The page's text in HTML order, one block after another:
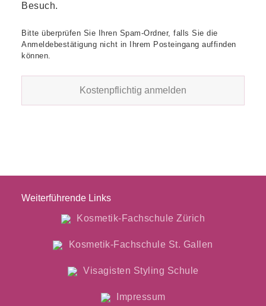
Besuch.
Bitte überprüfen Sie Ihren Spam-Ordner, falls Sie die
Anmeldebestätigung nicht in Ihrem Posteingang auffinden
können.
Weiterführende Links
Kosmetik-Fachschule Zürich
Kosmetik-Fachschule St. Gallen
Visagisten Styling Schule
Impressum